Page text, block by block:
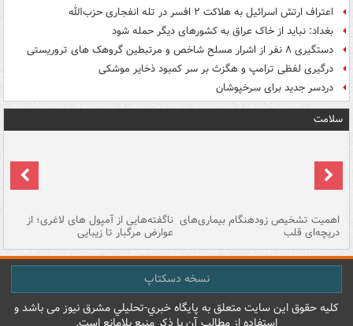
اعتراف ارتش اسرائیل به هلاکت ۲ افسر در تله انفجاری حزب‌الله
بغداد: نباید از خاک عراق به کشورهای دیگر حمله شود
دستگیری ۸ نفر از اشرار مسلح شاخص و مرتبطین گروهک های تروریستی
درگیری لفظی ترامپ و هگزث بر سر کمبود ذخایر موشکی
دردسر جدید برای سرخپوشان
سلامت
اهمیت تشخیص زودهنگام بیماری‌های
دریچه‌ای قلب
ناگفته‌هایی از آمپول های لاغری؛ از
عوارض مرگبار تا زیبایی
نسخه دسکتاپ
کليه حقوق اين سايت متعلق به پایگاه خبري-تحليلي مشرق نيوز می باشد و